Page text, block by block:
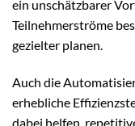
ein unschätzbarer
Teilnehmerströme
gezielter planen.
Auch die
erhebliche
dabei helfen,